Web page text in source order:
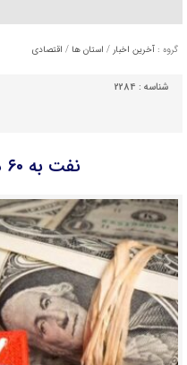
گروه : آخرین اخبار / استان ها / اقتصادی
شناسه : 2284
نفت به ۶۰ دلار برمی‌گردد؟